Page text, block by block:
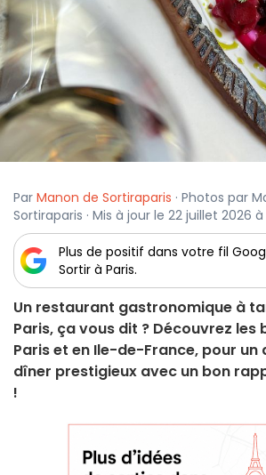
Par Manon de Sortiraparis · Photos par
Sortiraparis · Mis à jour le 22 juillet 2026 à
Plus de positif dans votre fil
Sortir à Paris.
Un restaurant gastronomique à
Paris, ça vous dit ? Découvrez les
Paris et en Ile-de-France, pour un
dîner prestigieux avec un bon
!